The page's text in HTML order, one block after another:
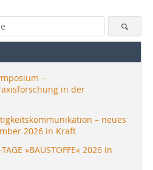
–
in der
– neues
2026 in Kraft
»BAUSTOFFE« 2026 in